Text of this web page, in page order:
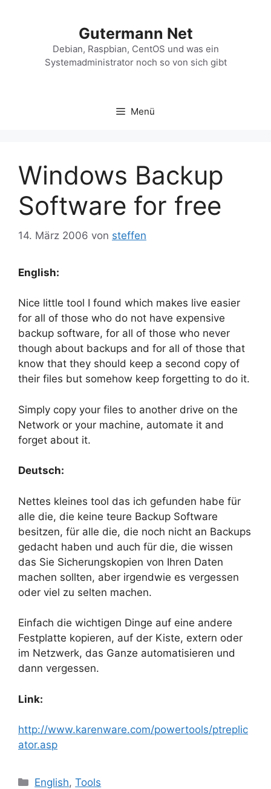
Gutermann Net
Debian, Raspbian, CentOS und was ein
Systemadministrator noch so von sich gibt
Menü
Windows Backup
Software for free
14. März 2006 von steffen
English:
Nice little tool I found which makes live easier
for all of those who do not have expensive
backup software, for all of those who never
though about backups and for all of those that
know that they should keep a second copy of
their files but somehow keep forgetting to do it.
Simply copy your files to another drive on the
Network or your machine, automate it and
forget about it.
Deutsch:
Nettes kleines tool das ich gefunden habe für
alle die, die keine teure Backup Software
besitzen, für alle die, die noch nicht an Backups
gedacht haben und auch für die, die wissen
das Sie Sicherungskopien von Ihren Daten
machen sollten, aber irgendwie es vergessen
oder viel zu selten machen.
Einfach die wichtigen Dinge auf eine andere
Festplatte kopieren, auf der Kiste, extern oder
im Netzwerk, das Ganze automatisieren und
dann vergessen.
Link:
http://www.karenware.com/powertools/ptreplic
ator.asp
Kategorien
English,Tools